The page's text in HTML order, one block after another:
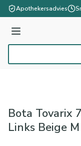
Ga naar de inhoud
Apothekersadvies
Menu
Bota Tovarix
Links Beige M